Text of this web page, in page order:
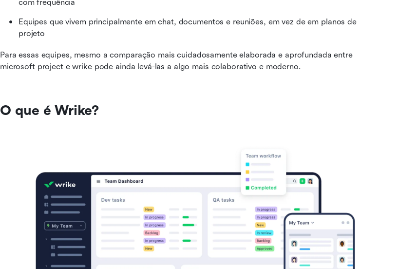
com frequência
Equipes que vivem principalmente em chat, documentos e reuniões, em vez de em planos de
projeto
Para essas equipes, mesmo a comparação mais cuidadosamente elaborada e aprofundada entre
microsoft project e wrike pode ainda levá-las a algo mais colaborativo e moderno.
O que é Wrike?